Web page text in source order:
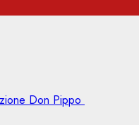
Don Pippo